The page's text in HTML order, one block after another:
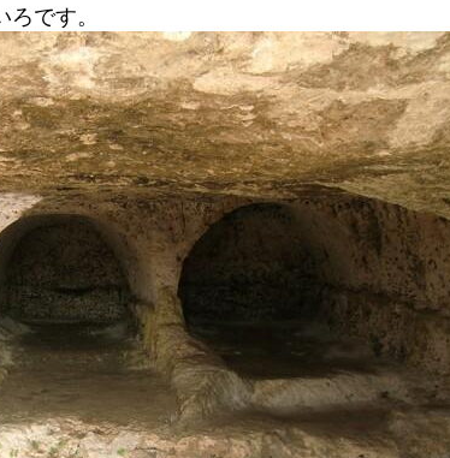
です。